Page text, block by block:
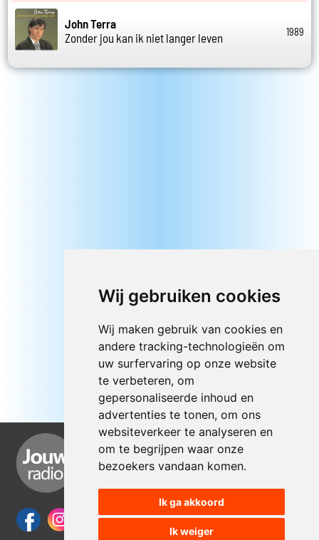
Wij gebruiken cookies
Wij maken gebruik van cookies en
andere tracking-technologieën om
uw surfervaring op onze website
te verbeteren, om
gepersonaliseerde inhoud en
advertenties te tonen, om ons
websiteverkeer te analyseren en
om te begrijpen waar onze
bezoekers vandaan komen.
Ik ga akkoord
Ik weiger
John Terra
Zonder jou kan ik niet langer leven
1989